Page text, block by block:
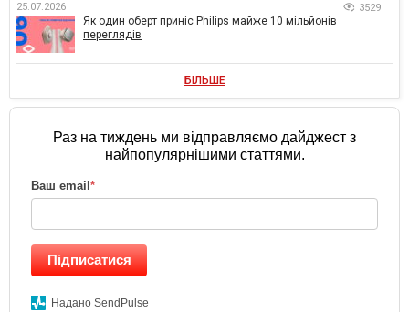
25.07.2026 3529
Як один оберт приніс Philips майже 10 мільйонів
переглядів
БІЛЬШЕ
Раз на тиждень ми відправляємо дайджест з
найпопулярнішими статтями.
Ваш email *
Підписатися
Надано SendPulse